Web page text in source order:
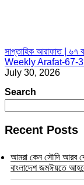
সাপ্তাহিক আরাফাত | ৬৭
Weekly Arafat-67-
July 30, 2026
Search
Recent Posts
আমরা কেন সৌদি আরব
বাংলাদেশ জমঈয়তে